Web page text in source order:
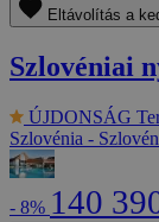
Eltávolítás a
Szlovéniai
ÚJDONSÁG
Szlovénia -
- 8% 140